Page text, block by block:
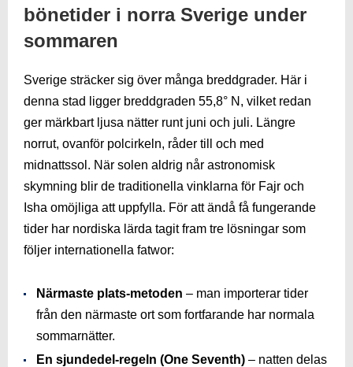
bönetider i norra Sverige under
sommaren
Sverige sträcker sig över många breddgrader. Här i
denna stad ligger breddgraden 55,8° N, vilket redan
ger märkbart ljusa nätter runt juni och juli. Längre
norrut, ovanför polcirkeln, råder till och med
midnattssol. När solen aldrig når astronomisk
skymning blir de traditionella vinklarna för Fajr och
Isha omöjliga att uppfylla. För att ändå få fungerande
tider har nordiska lärda tagit fram tre lösningar som
följer internationella fatwor:
Närmaste plats-metoden – man importerar tider
från den närmaste ort som fortfarande har normala
sommarnätter.
En sjundedel-regeln (One Seventh) – natten delas